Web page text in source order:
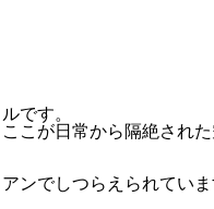
です。
こが日常から隔絶され
ンでしつらえられていま